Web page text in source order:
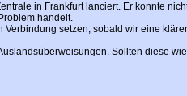
in Frankfurt lanciert. Er konnte
handelt.
Verbindung setzen, sobald wir eine
Sollten diese